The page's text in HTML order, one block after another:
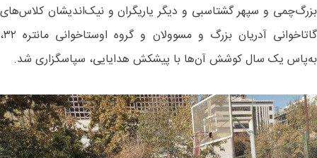
بزرگ‌چمی و سپهر گشتاسبی و دیگر یاریگران و نیک‌اندیشان کلاس‌های
گاتاخوانی آدریان بزرگ و مسوولان و گروه اوستاخوانی مانتره ۳۲،
به‌پاس یک سال کوشش آن‌ها با پیشکش‌ هدایایی، سپاسگزاری شد.